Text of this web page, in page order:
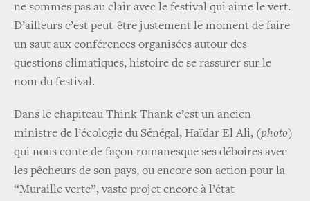
ne sommes pas au clair avec le festival qui aime le vert.
D’ailleurs c’est peut-être justement le moment de faire
un saut aux conférences organisées autour des
questions climatiques, histoire de se rassurer sur le
nom du festival.
Dans le chapiteau Think Thank c’est un ancien
ministre de l’écologie du Sénégal, Haïdar El Ali, (photo)
qui nous conte de façon romanesque ses déboires avec
les pêcheurs de son pays, ou encore son action pour la
“Muraille verte”, vaste projet encore à l’état